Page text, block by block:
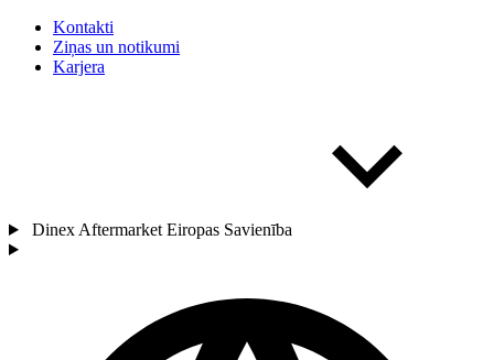
Kontakti
Ziņas un notikumi
Karjera
Dinex Aftermarket Eiropas Savienība